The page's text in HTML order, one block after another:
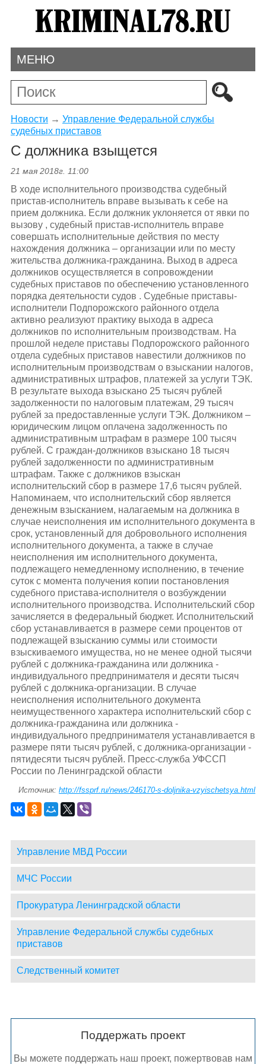
МЕНЮ
Новости → Управление Федеральной службы
судебных приставов
С должника взыщется
21 мая 2018г. 11:00
В ходе исполнительного производства судебный
пристав-исполнитель вправе вызывать к себе на
прием должника. Если должник уклоняется от явки по
вызову , судебный пристав-исполнитель вправе
совершать исполнительные действия по месту
нахождения должника – организации или по месту
жительства должника-гражданина. Выход в адреса
должников осуществляется в сопровождении
судебных приставов по обеспечению установленного
порядка деятельности судов . Судебные приставы-
исполнители Подпорожского районного отдела
активно реализуют практику выхода в адреса
должников по исполнительным производствам. На
прошлой неделе приставы Подпорожского районного
отдела судебных приставов навестили должников по
исполнительным производствам о взыскании налогов,
административных штрафов, платежей за услуги ТЭК.
В результате выхода взыскано 25 тысяч рублей
задолженности по налоговым платежам, 29 тысяч
рублей за предоставленные услуги ТЭК. Должником –
юридическим лицом оплачена задолженность по
административным штрафам в размере 100 тысяч
рублей. С граждан-должников взыскано 18 тысяч
рублей задолженности по административным
штрафам. Также с должников взыскан
исполнительский сбор в размере 17,6 тысяч рублей.
Напоминаем, что исполнительский сбор является
денежным взысканием, налагаемым на должника в
случае неисполнения им исполнительного документа в
срок, установленный для добровольного исполнения
исполнительного документа, а также в случае
неисполнения им исполнительного документа,
подлежащего немедленному исполнению, в течение
суток с момента получения копии постановления
судебного пристава-исполнителя о возбуждении
исполнительного производства. Исполнительский сбор
зачисляется в федеральный бюджет. Исполнительский
сбор устанавливается в размере семи процентов от
подлежащей взысканию суммы или стоимости
взыскиваемого имущества, но не менее одной тысячи
рублей с должника-гражданина или должника -
индивидуального предпринимателя и десяти тысяч
рублей с должника-организации. В случае
неисполнения исполнительного документа
неимущественного характера исполнительский сбор с
должника-гражданина или должника -
индивидуального предпринимателя устанавливается в
размере пяти тысяч рублей, с должника-организации -
пятидесяти тысяч рублей. Пресс-служба УФССП
России по Ленинградской области
Источник:http://fssprf.ru/news/246170-s-doljnika-vzyischetsya.html
Управление МВД России
МЧС России
Прокуратура Ленинградской области
Управление Федеральной службы судебных
приставов
Следственный комитет
Поддержать проект
Вы можете поддержать наш проект, пожертвовав нам